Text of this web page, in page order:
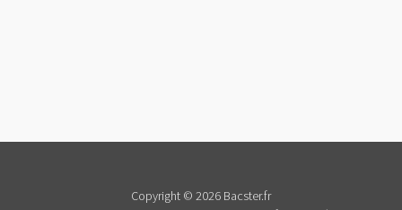
Copyright © 2026 Bacster.fr